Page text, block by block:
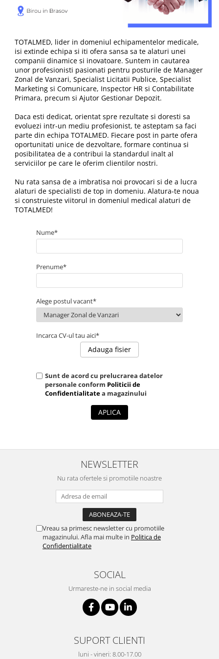
Echipamente medicale pentru ORL
Echipamente medicale pentru
Pneumoftiziologie
Echipamente Medicale pentru Sali
de Operatie
Echipament medical pentru
Echipament medical pentru
Sterilizare
Echipament medical pentru
Endocrinologie
Pediatrie
Autoclave
Balon resuscitare
Biometre
Biomicroscoape
Butelii oxigen medical
Colposcoape
Combine oftalmologice
Concentratoare de oxigen
Defibrilatoare
Dermatoscoape
Dopplere fetale
Dopplere vasculare
Echipamente de urgenta
Electrocautere
Unit ORL
Electroencefalografe
Endoscoape
Exoftalmometre
Fundus Camera
Glucometre
Lampi de operatie si medicale
Lentile de diagnostic
Lupe chirurgicale
Mese chirurgicale oftalmologice
Paturi nou nascuti
Scarite medicale
Scaune consultatii
Stative perfuzii
Suporti canapele
Hartie pentru electrocardiografe
Hartie videoprinter ecograf
Indicatori de sterilizare
Lame de bisturiu
Manusi examinare
Masti medicale
Microperfuzoare
Piese spirometre
Pungi sterilizare
Role pungi sterilizare
Spatule lemn
Speculi vaginali
Trusa mica chirurgie
TOTALMED, lider in domeniul echipamentelor medicale,
isi extinde echipa si iti ofera sansa sa te alaturi unei
companii dinamice si inovatoare. Suntem in cautarea
unor profesionisti pasionati pentru posturile de Manager
Zonal de Vanzari, Specialist Licitatii Publice, Specialist
Marketing si Comunicare, Inspector HR si Contabilitate
Primara, precum si Ajutor Gestionar Depozit.
Daca esti dedicat, orientat spre rezultate si doresti sa
evoluezi intr-un mediu profesionist, te asteptam sa faci
parte din echipa TOTALMED. Fiecare post in parte ofera
oportunitati unice de dezvoltare, formare continua si
posibilitatea de a contribui la standardul inalt al
serviciilor pe care le oferim clientilor nostri.
Nu rata sansa de a imbratisa noi provocari si de a lucra
alaturi de specialisti de top in domeniu. Alatura-te noua
si construieste viitorul in domeniul medical alaturi de
TOTALMED!
Nume*
Prenume*
Alege postul vacant*
Incarca CV-ul tau aici*
Adauga fisier
Sunt de acord cu prelucrarea datelor
personale conform Politicii de
Confidentialitatea magazinului
APLICA
NEWSLETTER
Nu rata ofertele si promotiile noastre
Vreau sa primesc newsletter cu promotiile
magazinului. Afla mai multe in Politica de
Confidentialitate
SOCIAL
Urmareste-ne in social media
SUPORT CLIENTI
luni - vineri: 8.00-17.00